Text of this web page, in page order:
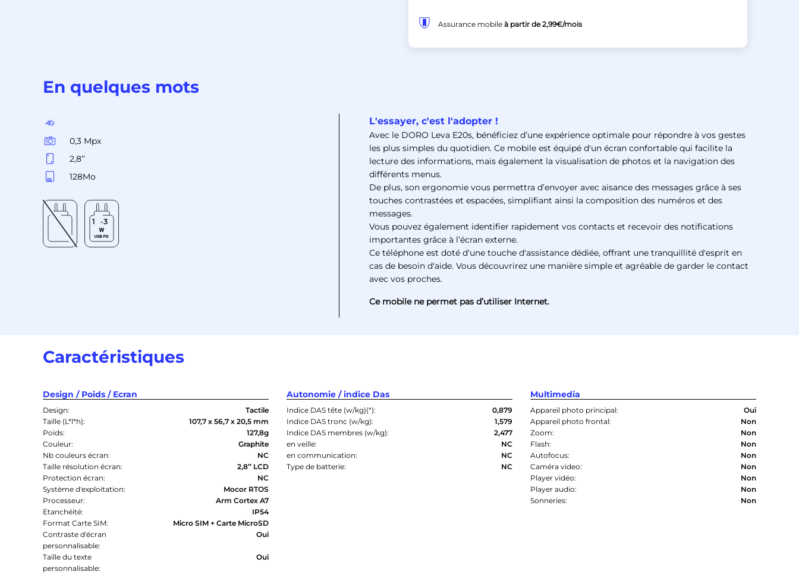
Assurance mobile à partir de2,99€/mois
En quelques mots
0,3 Mpx
2,8’’
128Mo
1 3
L'essayer, c'est l'adopter !
Avec le DORO Leva E20s, bénéficiez d’une expérience optimale pour répondre à vos gestes
les plus simples du quotidien. Ce mobile est équipé d'un écran confortable qui facilite la
lecture des informations, mais également la visualisation de photos et la navigation des
différents menus.
De plus, son ergonomie vous permettra d’envoyer avec aisance des messages grâce à ses
touches contrastées et espacées, simplifiant ainsi la composition des numéros et des
messages.
Vous pouvez également identifier rapidement vos contacts et recevoir des notifications
importantes grâce à l’écran externe.
Ce téléphone est doté d'une touche d'assistance dédiée, offrant une tranquillité d'esprit en
cas de besoin d'aide. Vous découvrirez une manière simple et agréable de garder le contact
avec vos proches.
Ce mobile ne permet pas d’utiliser Internet.
Caractéristiques
Design / Poids / Ecran
Design:
Tactile
Taille (L*l*h):
107,7 x 56,7 x 20,5 mm
Poids:
127,8g
Couleur:
Graphite
Nb couleurs écran:
NC
Taille résolution écran:
2,8’’ LCD
Protection écran:
NC
Système d'exploitation:
Mocor RTOS
Processeur:
Arm Cortex A7
Etanchéité:
IP54
Format Carte SIM:
Micro SIM + Carte MicroSD
Contraste d'écran
personnalisable:
Oui
Taille du texte
personnalisable:
Oui
Autonomie / indice Das
Indice DAS tête (w/kg)(*):
0,879
Indice DAS tronc (w/kg):
1,579
Indice DAS membres (w/kg):
2,477
en veille:
NC
en communication:
NC
Type de batterie:
NC
Multimedia
Appareil photo principal:
Oui
Appareil photo frontal:
Non
Zoom:
Non
Flash:
Non
Autofocus:
Non
Caméra video:
Non
Player vidéo:
Non
Player audio:
Non
Sonneries:
Non